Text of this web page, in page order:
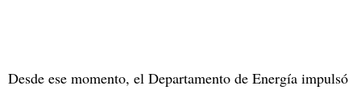
Desde ese momento, el Departamento de Energía impulsó